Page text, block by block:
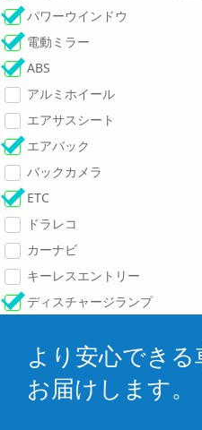
パワーウインドウ
電動ミラー
ABS
アルミホイール
エアサスシート
エアバック
バックカメラ
ETC
ドラレコ
カーナビ
キーレスエントリー
ディスチャージランプ
より安心でき
お届けします。